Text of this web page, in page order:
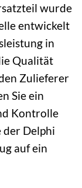
wurde
entwickelt
in
Qualität
Zulieferer
Sie ein
Kontrolle
der Delphi
auf ein